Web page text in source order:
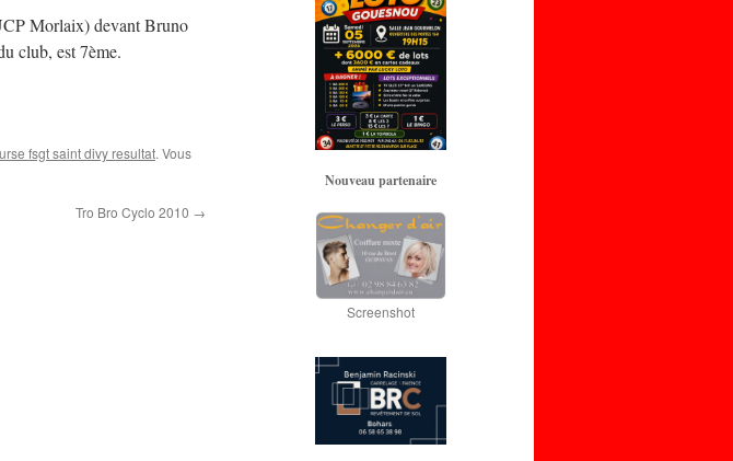
Morlaix) devant Bruno
club, est 7ème.
fsgt saint divy resultat. Vous
Tro Bro Cyclo 2010 →
Nouveau partenaire
Screenshot